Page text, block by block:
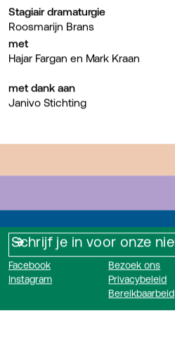
Stagiair dramaturgie
Roosmarijn Brans
met
Hajar Fargan en Mark Kraan
met dank aan
Janivo Stichting
Bereikbaarbeid
Privacybeleid
Bezoek ons
Facebook
Instagram